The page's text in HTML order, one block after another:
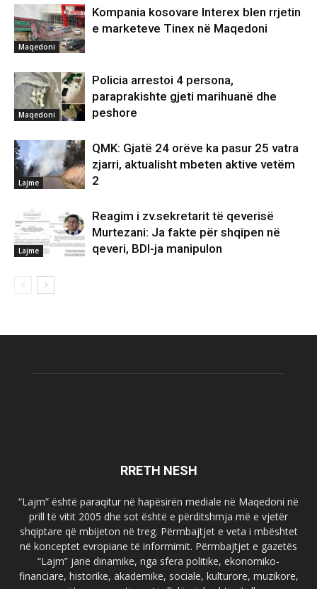
Maqedoni
Kompania kosovare Interex blen rrjetin
e marketeve Tinex në Maqedoni
Maqedoni
Policia arrestoi 4 persona,
paraprakishte gjeti marihuanë dhe
peshore
Lajme
QMK: Gjatë 24 orëve ka pasur 25 vatra
zjarri, aktualisht mbeten aktive vetëm
2
Lajme
Reagim i zv.sekretarit të qeverisë
Murtezani: Ja fakte për shqipen në
qeveri, BDI-ja manipulon
RRETH NESH
“Lajm” është paraqitur në hapësirën mediale në Maqedoni në
prill të vitit 2005 dhe sot është e përditshmja më e vjetër
shqiptare që mbijeton në treg. Përmbajtjet e veta i mbështet
në konceptet evropiane të informimit. Përmbajtjet e gazetës
“Lajm” janë dinamike, nga sfera politike, ekonomiko-
financiare, historike, akademike, sociale, kulturore, muzikore,